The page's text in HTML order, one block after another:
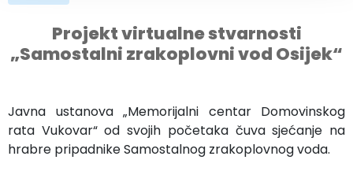
Projekt virtualne stvarnosti
„Samostalni zrakoplovni vod Osijek“
Javna ustanova „Memorijalni centar Domovinskog
rata Vukovar“ od svojih početaka čuva sjećanje na
hrabre pripadnike Samostalnog zrakoplovnog voda.